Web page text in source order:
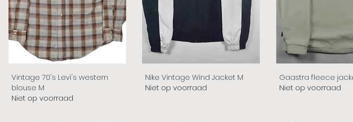
Vintage 70's Levi's western
blouse M
Niet op voorraad
Nike Vintage Wind Jacket M
Niet op voorraad
Gaastra fleece
Niet op voorraad